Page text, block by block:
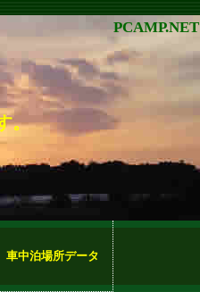
。
PCAMP.NET
車中泊場所データ